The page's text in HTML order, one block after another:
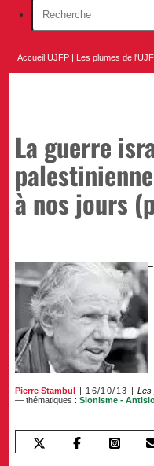
Accueil UJFP Les plumes de
La guerre
à nos jours
Pierre Stambul 16/10/13
Les
— thématiques :Sionisme -